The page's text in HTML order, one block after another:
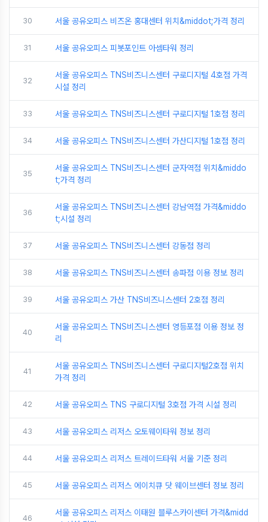
30 서울 공유오피스 비즈온 홍대센터 위치&middot;가격 정리
31 서울 공유오피스 피봇포인트 아셈타워 정리
32
서울 공유오피스 TNS비즈니스센터 구로디지털 4호점 가격
시설 정리
33 서울 공유오피스 TNS비즈니스센터 구로디지털 1호점 정리
34 서울 공유오피스 TNS비즈니스센터 가산디지털 1호점 정리
35
서울 공유오피스 TNS비즈니스센터 군자역점 위치&middo
t;가격 정리
36
서울 공유오피스 TNS비즈니스센터 강남역점 가격&middo
t;시설 정리
37 서울 공유오피스 TNS비즈니스센터 강동점 정리
38 서울 공유오피스 TNS비즈니스센터 송파점 이용 정보 정리
39 서울 공유오피스 가산 TNS비즈니스센터 2호점 정리
40
서울 공유오피스 TNS비즈니스센터 영등포점 이용 정보 정
리
41
서울 공유오피스 TNS비즈니스센터 구로디지털2호점 위치
가격 정리
42 서울 공유오피스 TNS 구로디지털 3호점 가격 시설 정리
43 서울 공유오피스 리저스 오토웨이타워 정보 정리
44 서울 공유오피스 리저스 트레이드타워 서울 기준 정리
45 서울 공유오피스 리저스 에이치큐 닷 웨이브센터 정보 정리
46
서울 공유오피스 리저스 이태원 블루스카이센터 가격&midd